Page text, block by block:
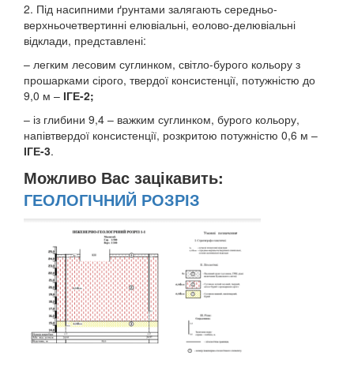
2. Під насипними ґрунтами залягають середньо-
верхньочетвертинні елювіальні, еолово-делювіальні
відклади, представлені:
– легким лесовим суглинком, світло-бурого кольору з
прошарками сірого, твердої консистенції, потужністю до
9,0 м – ІГЕ-2;
– із глибини 9,4 – важким суглинком, бурого кольору,
напівтвердої консистенції, розкритою потужністю 0,6 м –
ІГЕ-3.
Можливо Вас зацікавить:
ГЕОЛОГІЧНИЙ РОЗРІЗ